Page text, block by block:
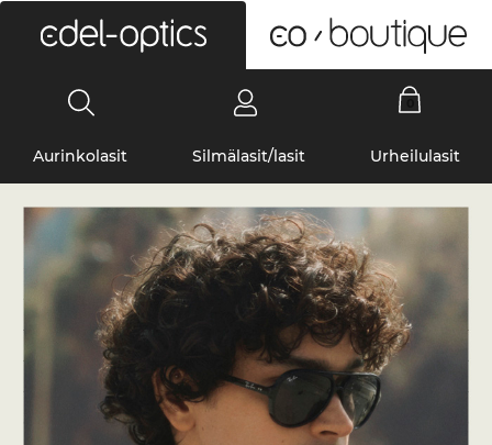
Aurinkolasit Silmälasit/lasit Urheilulasit